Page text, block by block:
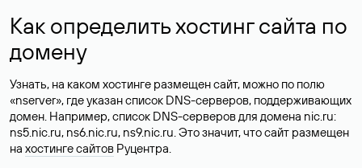
Как определить хостинг сайта по
домену
Узнать, на каком хостинге размещен сайт, можно по полю
«nserver», где указан список DNS-серверов, поддерживающих
домен. Например, список DNS-серверов для домена nic.ru:
ns5.nic.ru, ns6.nic.ru, ns9.nic.ru. Это значит, что сайт размещен
на хостинге сайтов Руцентра.